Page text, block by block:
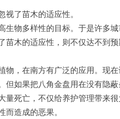
视了苗木的适应性。
生物多样性的目标。于是许多
苗木的适应性，则不仅达不到
物，在南方有广泛的应用。现
但如果把八角金盘用在没有隐
量死亡，不仅给养护管理带来
而造成的恶果。